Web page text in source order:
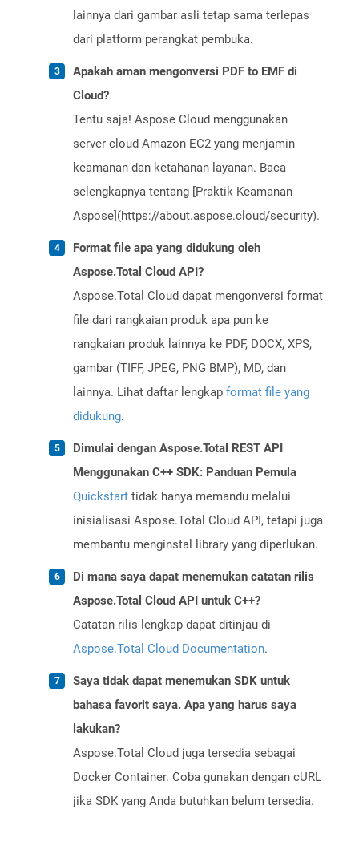
lainnya dari gambar asli tetap sama terlepas
dari platform perangkat pembuka.
Apakah aman mengonversi PDF to EMF di
Cloud?
Tentu saja! Aspose Cloud menggunakan
server cloud Amazon EC2 yang menjamin
keamanan dan ketahanan layanan. Baca
selengkapnya tentang [Praktik Keamanan
Aspose](https://about.aspose.cloud/security).
Format file apa yang didukung oleh
Aspose.Total Cloud API?
Aspose.Total Cloud dapat mengonversi format
file dari rangkaian produk apa pun ke
rangkaian produk lainnya ke PDF, DOCX, XPS,
gambar (TIFF, JPEG, PNG BMP), MD, dan
lainnya. Lihat daftar lengkap format file yang
didukung.
Dimulai dengan Aspose.Total REST API
Menggunakan C++ SDK: Panduan Pemula
Quickstart tidak hanya memandu melalui
inisialisasi Aspose.Total Cloud API, tetapi juga
membantu menginstal library yang diperlukan.
Di mana saya dapat menemukan catatan rilis
Aspose.Total Cloud API untuk C++?
Catatan rilis lengkap dapat ditinjau di
Aspose.Total Cloud Documentation.
Saya tidak dapat menemukan SDK untuk
bahasa favorit saya. Apa yang harus saya
lakukan?
Aspose.Total Cloud juga tersedia sebagai
Docker Container. Coba gunakan dengan cURL
jika SDK yang Anda butuhkan belum tersedia.